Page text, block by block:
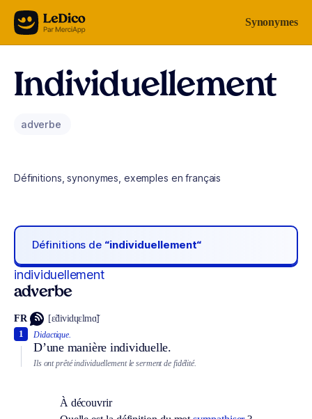
Aller au contenu Synonymes
Individuellement
adverbe
Définitions, synonymes, exemples en français
Définitions de “individuellement“
individuellement
adverbe
FR [ɛ̃dividɥɛlmɑ̃]
Didactique.
D’une manière individuelle.
1
Ils ont prêté individuellement le serment de fidélité.
À découvrir